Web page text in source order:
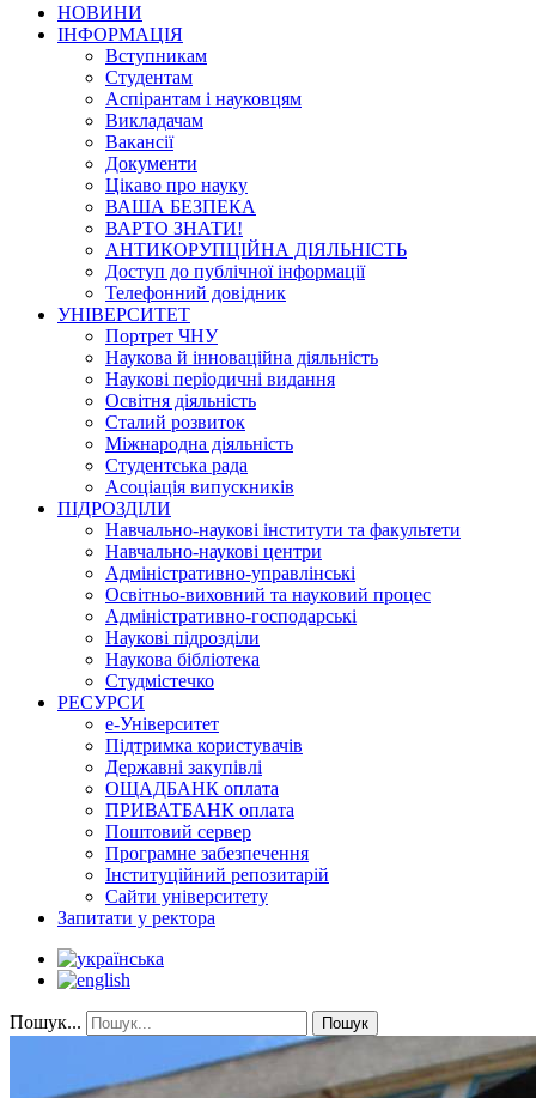
НОВИНИ
ІНФОРМАЦІЯ
Вступникам
Студентам
Аспірантам і науковцям
Викладачам
Вакансії
Документи
Цікаво про науку
ВАША БЕЗПЕКА
ВАРТО ЗНАТИ!
АНТИКОРУПЦІЙНА ДІЯЛЬНІСТЬ
Доступ до публічної інформації
Телефонний довідник
УНІВЕРСИТЕТ
Портрет ЧНУ
Наукова й інноваційна діяльність
Наукові періодичні видання
Освітня діяльність
Сталий розвиток
Міжнародна діяльність
Студентська рада
Асоціація випускників
ПІДРОЗДІЛИ
Навчально-наукові інститути та факультети
Навчально-наукові центри
Адміністративно-управлінські
Освітньо-виховний та науковий процес
Адміністративно-господарські
Наукові підрозділи
Наукова бібліотека
Студмістечко
РЕСУРСИ
е-Університет
Підтримка користувачів
Державні закупівлі
ОЩАДБАНК оплата
ПРИВАТБАНК оплата
Поштовий сервер
Програмне забезпечення
Інституційний репозитарій
Сайти університету
Запитати у ректора
Пошук... Пошук